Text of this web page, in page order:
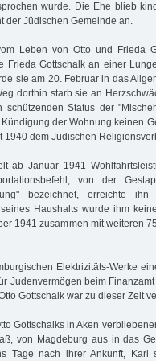
wurde. Die Ehe blieb
der Jüdischen Gemeinde an.
Leben von Otto und Frieda
Frieda Gottschalk an einer
sie am 20. Februar in das
dorthin starb sie an
schützenden Status der
der Wohnung keinen
1940 dem Jüdischen
ab Januar 1941
von der
bezeichnet, erreichte
Haushalts wurde ihm
1941 zusammen mit weiteren
Elektrizitäts-Werke
Judenvermögen beim
Gottschalk war zu dieser Zeit
Gottschalks in Aken
von Magdeburg aus in das
Tage nach ihrer Ankunft, Karl